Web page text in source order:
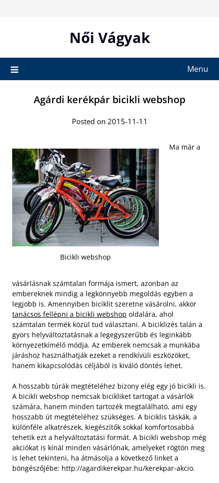
Női Vágyak
Menu
Agárdi kerékpár bicikli webshop
Posted on 2015-11-11
Bicikli webshop
Ma már a
vásárlásnak számtalan formája ismert, azonban az
embereknek mindig a legkönnyebb megoldás egyben a
legjobb is. Amennyiben biciklit szeretne vásárolni, akkor
tanácsos fellépni a bicikli webshop oldalára, ahol
számtalan termék közül tud választani. A biciklizés talán a
gyors helyváltoztatásnak a legegyszerűbb és leginkább
környezetkímélő módja. Az emberek nemcsak a munkába
járáshoz használhatják ezeket a rendkívüli eszközöket,
hanem kikapcsolódás céljából is kiváló döntés lehet.
A hosszabb túrák megtételéhez bizony elég egy jó bicikli is.
A bicikli webshop nemcsak bicikliket tartogat a vásárlók
számára, hanem minden tartozék megtalálható, ami egy
hosszabb út megtételéhez szükséges. A biciklis táskák, a
különféle alkatrészek, kiegészítők sokkal komfortosabbá
tehetik ezt a helyváltoztatási formát. A bicikli webshop még
akciókat is kínál minden vásárlónak, amelyeket rögtön meg
is lehet tekinteni, ha átmásolja a következő linket a
böngészőjébe: http://agardikerekpar.hu/kerekpar-akcio.